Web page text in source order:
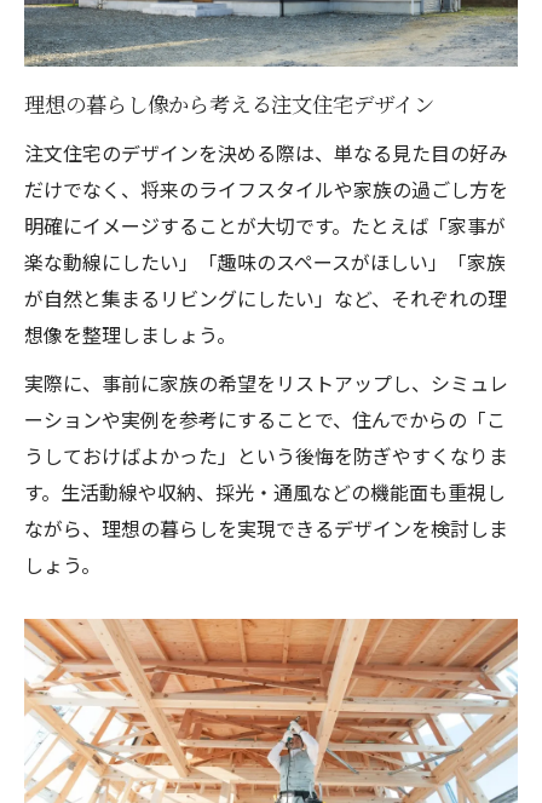
理想の暮らし像から考える注文住宅デザイン
注文住宅のデザインを決める際は、単なる見た目の好み
だけでなく、将来のライフスタイルや家族の過ごし方を
明確にイメージすることが大切です。たとえば「家事が
楽な動線にしたい」「趣味のスペースがほしい」「家族
が自然と集まるリビングにしたい」など、それぞれの理
想像を整理しましょう。
実際に、事前に家族の希望をリストアップし、シミュレ
ーションや実例を参考にすることで、住んでからの「こ
うしておけばよかった」という後悔を防ぎやすくなりま
す。生活動線や収納、採光・通風などの機能面も重視し
ながら、理想の暮らしを実現できるデザインを検討しま
しょう。